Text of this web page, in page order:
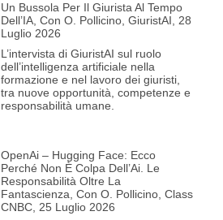
Un Bussola Per Il Giurista Al Tempo
Dell’IA, Con O. Pollicino, GiuristAI, 28
Luglio 2026
L’intervista di GiuristAI sul ruolo
dell’intelligenza artificiale nella
formazione e nel lavoro dei giuristi,
tra nuove opportunità, competenze e
responsabilità umane.
OpenAi – Hugging Face: Ecco
Perché Non È Colpa Dell’Ai. Le
Responsabilità Oltre La
Fantascienza, Con O. Pollicino, Class
CNBC, 25 Luglio 2026